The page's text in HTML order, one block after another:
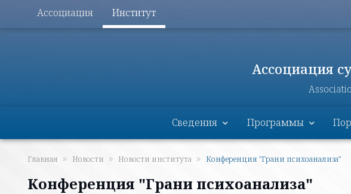
Перейти к основному содержанию
Меню разделов
Ассоциация Институт
Ассоциация
Сведения Программы
Главная Новости Новости института Конференция "Грани психоанализа"
Конференция "Грани психоанализа"